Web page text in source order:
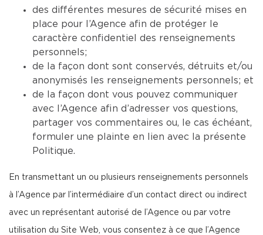
des différentes mesures de sécurité mises en
place pour l’Agence afin de protéger le
caractère confidentiel des renseignements
personnels;
de la façon dont sont conservés, détruits et/ou
anonymisés les renseignements personnels; et
de la façon dont vous pouvez communiquer
avec l’Agence afin d’adresser vos questions,
partager vos commentaires ou, le cas échéant,
formuler une plainte en lien avec la présente
Politique.
En transmettant un ou plusieurs renseignements personnels
à l’Agence par l’intermédiaire d’un contact direct ou indirect
avec un représentant autorisé de l’Agence ou par votre
utilisation du Site Web, vous consentez à ce que l’Agence